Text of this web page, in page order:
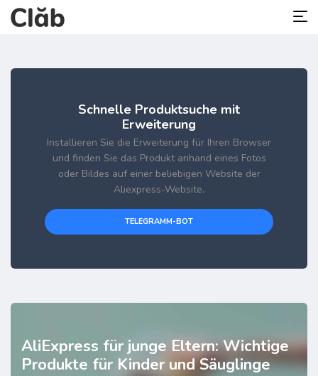
Schnelle Produktsuche mit
Erweiterung
Installieren Sie die Erweiterung für Ihren Browser
und finden Sie das Produkt anhand eines Fotos
oder Bildes auf einer beliebigen Website der
Aliexpress-Website.
TELEGRAMM-BOT
AliExpress für junge Eltern: Wichtige
Produkte für Kinder und Säuglinge